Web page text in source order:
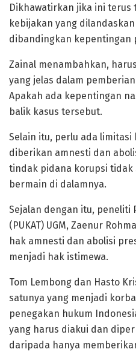
Dikhawatirkan jika ini terus
kebijakan yang
dibandingkan kepentingan
Zainal menambahkan,
yang jelas dalam
Apakah ada kepentingan
balik kasus tersebut.
Selain itu, perlu ada
diberikan amnesti dan
tindak pidana korupsi
bermain di dalamnya.
Sejalan dengan itu, peneliti
(PUKAT) UGM, Zaenur
hak amnesti dan abolisi
menjadi hak istimewa.
Tom Lembong dan Hasto
satunya yang menjadi
penegakan hukum
yang harus diakui dan
daripada hanya